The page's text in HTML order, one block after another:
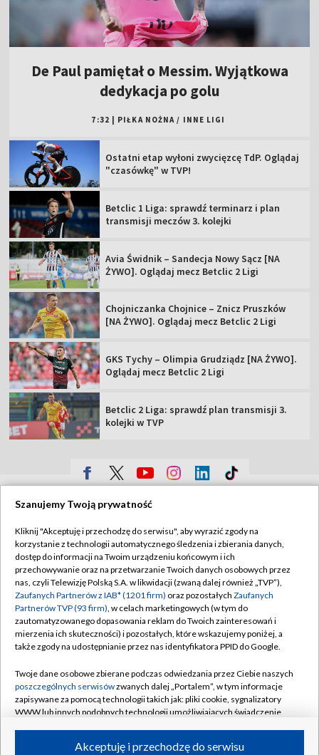
De Paul pamiętał o Messim. Wyjątkowa
dedykacja po golu
7:32 PIŁKA NOŻNA / INNE LIGI
Ostatni etap wyłoni zwycięzcę TdP. Oglądaj
"czasówkę" w TVP!
Betclic 1 Liga: sprawdź terminarz i plan
transmisji meczów 3. kolejki
Avia Świdnik – Sandecja Nowy Sącz [NA
ŻYWO]. Oglądaj mecz Betclic 2 Ligi
Chojniczanka Chojnice – Znicz Pruszków
[NA ŻYWO]. Oglądaj mecz Betclic 2 Ligi
GKS Tychy – Olimpia Grudziądz [NA ŻYWO].
Oglądaj mecz Betclic 2 Ligi
Betclic 2 Liga: sprawdź plan transmisji 3.
kolejki w TVP
Sklep TVP
Biuro Reklamy
Oferta Handlowa
Telegazeta ogłoszenia
Emisja w TVP
Ogłoszenia przetargowe
Akademia Telewizyjna
Centrum informacji TVP
Polityka prywatności
Moje zgody
Biuro reklamy
Kontakt
©2026 Telewizja Polska Spółka Akcyjna w likwidacji
Szanujemy Twoją prywatność
Kliknij "Akceptuję i przechodzę do serwisu", aby wyrazić zgody na
korzystanie z technologii automatycznego śledzenia i zbierania danych,
dostęp do informacji na Twoim urządzeniu końcowym i ich
przechowywanie oraz na przetwarzanie Twoich danych osobowych przez
nas, czyli Telewizję Polską S.A. w likwidacji (zwaną dalej również „TVP”),
Zaufanych Partnerów z IAB* (1201 firm) oraz pozostałych Zaufanych
Partnerów TVP (93 firm), w celach marketingowych (w tym do
zautomatyzowanego dopasowania reklam do Twoich zainteresowań i
mierzenia ich skuteczności) i pozostałych, które wskazujemy poniżej, a
także zgody na udostępnianie przez nas identyfikatora PPID do Google.
Twoje dane osobowe zbierane podczas odwiedzania przez Ciebie naszych
poszczególnych serwisówzwanych dalej „Portalem”, w tym informacje
zapisywane za pomocą technologii takich jak: pliki cookie, sygnalizatory
WWW lub innych podobnych technologii umożliwiających świadczenie
ruchu w Internecie.Akceptuję i przechodzę do serwisu